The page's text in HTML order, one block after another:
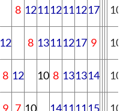
8 121112111217 10
12 8 13111217 9 10
8 12 10 8 131314 10
9 7 10 14111115
10